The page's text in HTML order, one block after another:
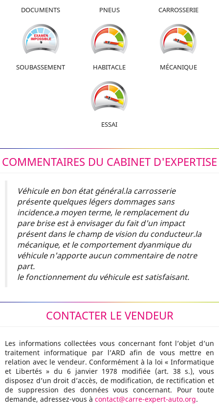
DOCUMENTS PNEUS CARROSSERIE
SOUBASSEMENT HABITACLE MÉCANIQUE
ESSAI
COMMENTAIRES DU CABINET D'EXPERTISE
Véhicule en bon état général.la carrosserie
présente quelques légers dommages sans
incidence.a moyen terme, le remplacement du
pare brise est à envisager du fait d'un impact
présent dans le champ de vision du conducteur.la
mécanique, et le comportement dyanmique du
véhicule n'apporte aucun commentaire de notre
part.
le fonctionnement du véhicule est satisfaisant.
CONTACTER LE VENDEUR
Les informations collectées vous concernant font l’objet d’un
traitement informatique par l’ARD afin de vous mettre en
relation avec le vendeur. Conformément à la loi « Informatique
et Libertés » du 6 janvier 1978 modifiée (art. 38 s.), vous
disposez d’un droit d’accès, de modification, de rectification et
de suppression des données vous concernant. Pour toute
demande, adressez-vous à contact@carre-expert-auto.org.